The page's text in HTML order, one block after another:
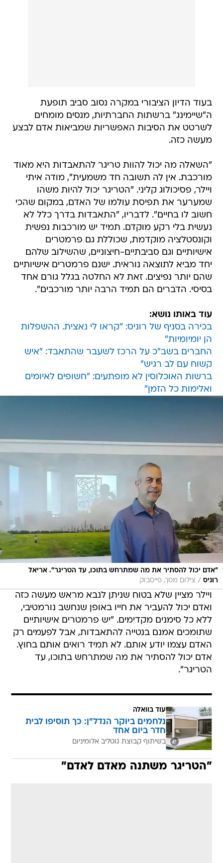
בעוד הדיון הציבורי במקרה נסוב סביב תופעת
ה"שיימינג" ברשתות החברתיות, מנסים מומחים
לשרטט את הסיבות האפשריות שמביאות אדם לבצע
מעשה כזה.
"השאלה מה יכול להוות טריגר להתאבדות היא מאוד
מורכבת. אין לה תשובה חד משמעית", מודה איתי
ויילר, פסיכולוג קליני. "הטריגר יכול להיות משהו
שמערער את תפיסת עולמו של האדם, במקום שהכי
חשוב לו בחיים". לדבריו, "התאבדות בדרך כלל לא
נעשית בלי רקע מוקדם. תמיד יש מורכבות נפשית
וקונסטלציה מוקדמת, שכוללת גם פרמטרים
אישיותיים וגם סביבתיים-חיצוניים, שהשילוב שלהם
יחד מביא לתוצאה נוראית. ישנם פרמטרים אישיותיים
שהם יותר נפיצים. זאת לא החלטה בגלל גורם אחד
בסיסי. הדברים הם תמיד הרבה יותר מורכבים".
עוד באותו נושא:
בכירה בסניף של רוניס: "קראו לי נאצית. ההשפלות
הן יומיומיות"
החברים בשב"כ על הרכז לשעבר שהתאבד: "איש
קשוח עם לב רגיש"
ברשות האוכלוסין לא מופתעים: "חשופים לאיומים
ואלימות כל הזמן"
"אדם יכול להסתיר את מה שמתרחש בתוכו, עד הטריגר". אריאל
רוניס / צילום מסך, פייסבוק
ויילר מציין שלא בטוח שניתן לנבא מראש מעשה כזה
ואדם יכול להעביר את חייו באופן שנחשב נורמטיבי,
ללא כל סימנים מקדימים. "יש פרמטרים אישיותיים
שתומכים אמנם בנטייה להתאבדות, אבל לפעמים רק
האדם עצמו יודע אותם. לא תמיד רואים אותם בחוץ.
אדם יכול להסתיר את מה שמתרחש בתוכו, עד
הטריגר".
עוד בוואלה
נלחמים ביוקר הנדל"ן: כך תוסיפו לבית
חדר ביום אחד
בשיתוף קבוצת גוטליב אלומיניום
"הטריגר משתנה מאדם לאדם"